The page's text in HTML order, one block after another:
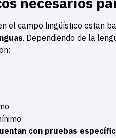
el campo lingüístico están
. Dependiendo de la
con pruebas